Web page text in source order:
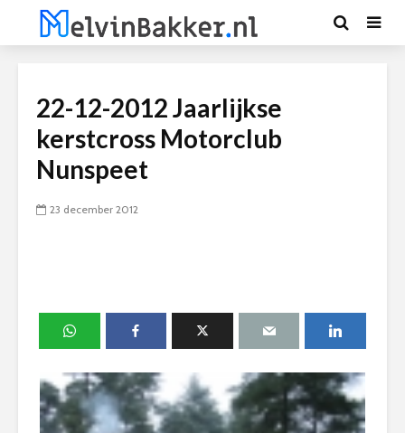
22-12-2012 Jaarlijkse
kerstcross Motorclub
Nunspeet
23 december 2012